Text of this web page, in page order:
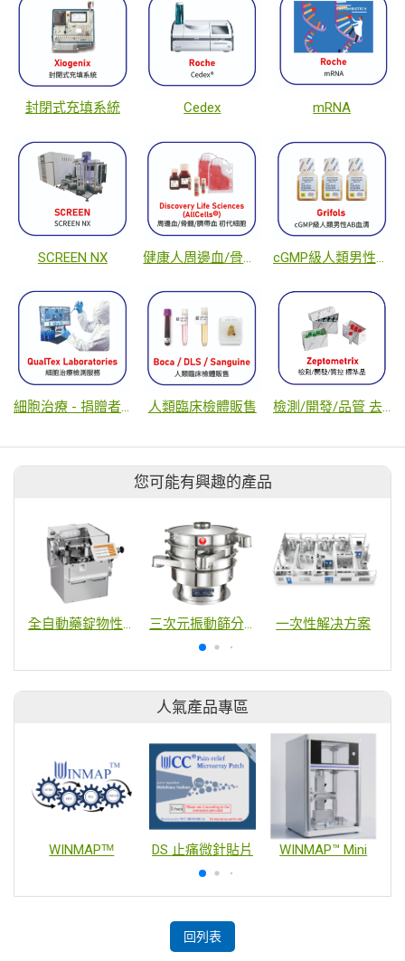
封閉式充填系統 Cedex mRNA
SCREEN NX 健康人周邊血/骨髓/臍帶血之初代細胞 cGMP級人類男性AB血清
細胞治療 - 捐贈者/細胞檢測服務 人類臨床檢體販售 檢測/開發/品管 去活化病原體
您可能有興趣的產品
全自動藥錠物性檢測系統 三次元振動篩分過濾機 一次性解决方案
人氣產品專區
WINMAPᵀᴹ DS 止痛微針貼片 WINMAP™ Mini
回列表